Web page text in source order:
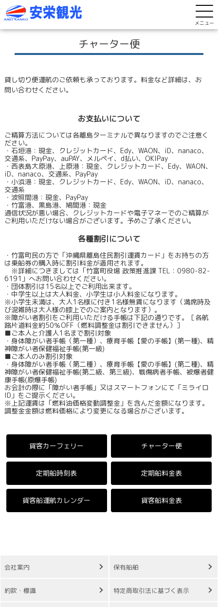
メニュー
チャーター便
貸し切り便運航のご依頼も承っております。料金など詳細は、お
問い合わせください。
お支払いについて
ご精算方法については各離島ターミナルで異なりますのでご注意く
ださい。
・石垣港：現金、クレジットカード、Edy、WAON、iD、nanaco、
交通系、PayPay、auPAY、メルペイ、d払い、OKIPay
・西表島大原港、上原港：現金、クレジットカード、Edy、WAON、
iD、nanaco、交通系、PayPay
・小浜港：現金、クレジットカード、Edy、WAON、iD、nanaco、
交通系
・波照間港：現金、PayPay
・竹富港、黒島港、鳩間港：現金
通信状況が悪い場合、クレジットカードや電子マネーでのご精算が
ご利用いただけない場合がございます。予めご了承ください。
各種割引について
・竹富町民の方で「沖縄県離島住民割引運賃カード」をお持ちの方
は乗船券の購入時に割引料金が適用されます。
※詳細につきましては「竹富町役場 政策推進課 TEL：0980-82-
6191」へお問い合わせください。
・団体割引は15名以上でご利用出来ます。
・中学生以上は大人料金、小学生は小人料金になります。
※小学生未満は、大人1名様に付き1名様無賃になります（満席時及
び混雑時は大人様の膝上でのご案内となります）。
※障がい者割引をご利用いただける手帳は下記の通りです。［各航
路片道料金約50％OFF（燃料調整金は割引できません）］
■ご本人と介護人1名まで割引対象
・身体障がい者手帳（第一種）、療育手帳【愛の手帳】(第一種)、精
神障がい者保健福祉手帳(第一級)
■ご本人のみ割引対象
・身体障がい者手帳（第二種）、療育手帳【愛の手帳】(第二種)、精
神障がい者保健福祉手帳(第二級、第三級)、戦傷病者手帳、被爆者健
康手帳(原爆手帳)
お会計の際に「障がい者手帳」又はスマートフォンにて「ミライロ
ID」をご提示ください。
※上記運賃は「燃料油価格変動調整金」を含んだ金額になります。
調整金金額は燃料価格により変更になる場合がございます。
貨客カーフェリー チャーター便
定期船時刻表 定期船料金表
貨客船運航カレンダー 貨客船料金表
会社案内 保有船舶
約款・標識 特定商取引法に基づく表示